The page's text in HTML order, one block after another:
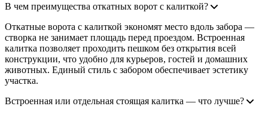
В чем преимущества откатных ворот с калиткой?
Откатные ворота с калиткой экономят место вдоль забора —
створка не занимает площадь перед проездом. Встроенная
калитка позволяет проходить пешком без открытия всей
конструкции, что удобно для курьеров, гостей и домашних
животных. Единый стиль с забором обеспечивает эстетику
участка.
Встроенная или отдельная стоящая калитка — что лучше?